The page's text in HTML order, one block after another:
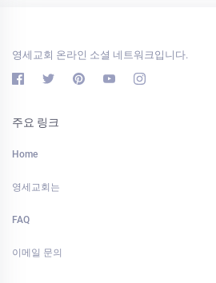
영세교회 온라인 소셜 네트워크입니다.
주요 링크
Home
영세교회는
FAQ
이메일 문의